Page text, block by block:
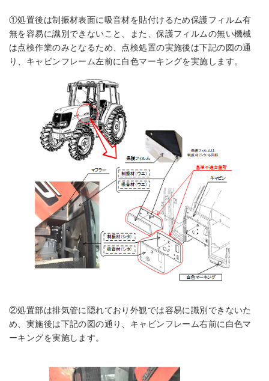
①処置後は制振材表面に吸音材を貼付けるため保護フィルム有
無を容易に識別できないこと、また、保護フィルムの無い機械
は点検作業のみとなるため、点検処置の実施後は下記の図の通
り、キャビンフレーム左前に白色マーキングを実施します。
②処置部は排気管に隠れており外観では容易に識別できないた
め、実施後は下記の図の通り、キャビンフレーム右前に白色マ
ーキングを実施します。